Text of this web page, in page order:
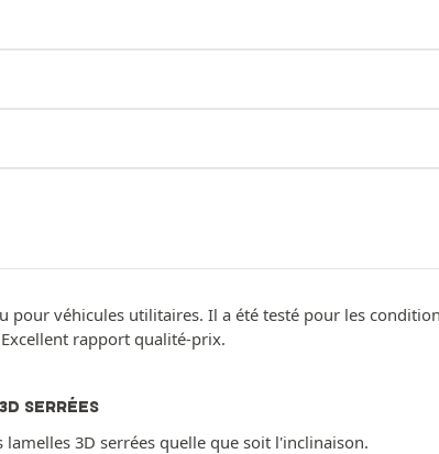
pour véhicules utilitaires. Il a été testé pour les
rapport qualité-prix.
SERRÉES
lamelles 3D serrées quelle que soit l'inclinaison.